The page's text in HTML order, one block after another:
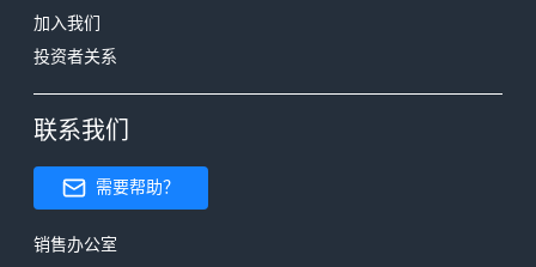
加入我们
投资者关系
联系我们
需要帮助？
销售办公室